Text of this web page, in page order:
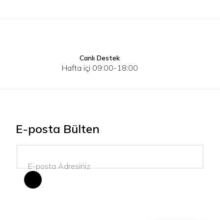
L XL 2XL 3XL
Canlı Destek
Hafta içi 09:00-18:00
E-posta Bülten